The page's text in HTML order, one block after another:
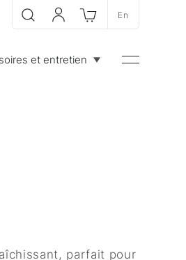
RechercheMon compte
PanierEn
et entretien Menu
parfait pour